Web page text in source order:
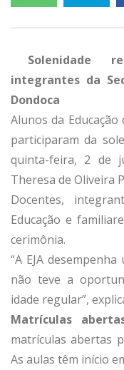
Solenidade
integrantes da
Dondoca
Alunos da Educação
participaram da
quinta-feira, 2 de
Theresa de Oliveira
Docentes,
Educação e
cerimônia.
“A EJA
não teve a
idade regular”,
Matrículas
matrículas abertas
As aulas têm início